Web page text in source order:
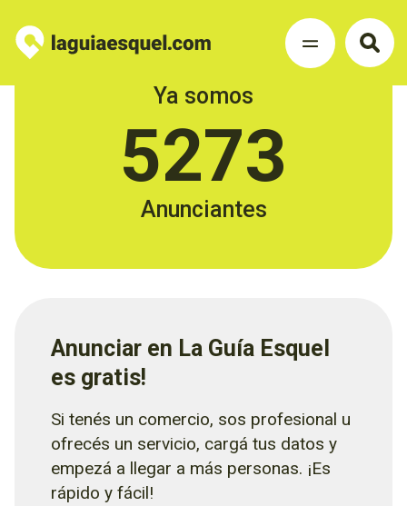
Ya somos
5273
Anunciantes
Anunciar en La Guía Esquel
es gratis!
Si tenés un comercio, sos profesional u
ofrecés un servicio, cargá tus datos y
empezá a llegar a más personas. ¡Es
rápido y fácil!